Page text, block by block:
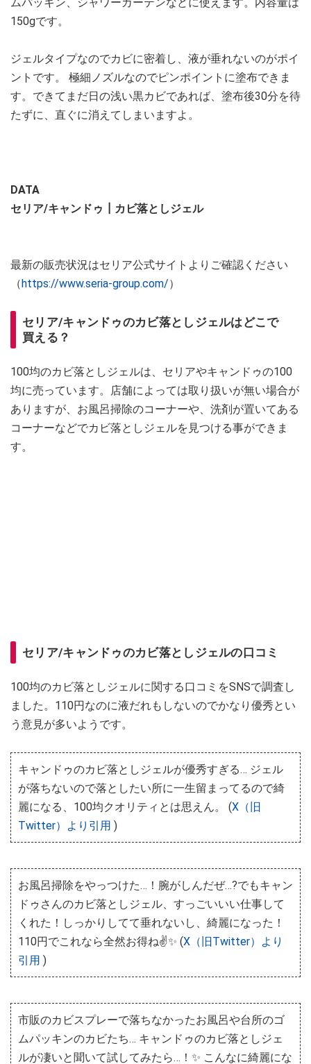
150gです。
ジェルタイプなのでカビに密着し、液が垂れないのがポイ
ントです。 極細ノズルなのでピンポイントに塗布できま
す。できてまだ日の浅い黒カビであれば、塗布後30分を待
たずに、直ぐに消えてしまいますよ。
DATA
セリア/キャンドゥ┃カビ落としジェル
最新の販売状況はセリア公式サイトよりご確認ください
（https://www.seria-group.com/）
セリア/キャンドゥのカビ落としジェルはどこで
買える？
100均のカビ落としジェルは、セリアやキャンドゥの100
均に売っています。店舗によっては取り扱いが無い場合が
ありますが、お風呂掃除のコーナーや、洗剤が置いてある
コーナーなどでカビ落としジェルを見つける事ができま
す。
セリア/キャンドゥのカビ落としジェルの口コミ
100均のカビ落としジェルに関する口コミをSNSで調査し
ました。110円なのに液だれもしないのでかなり優秀とい
う意見が多いようです。
キャンドゥのカビ落としジェルが優秀すぎる… ジェル
が落ちないので落としたい所に一生留まってるので綺
麗になる、100均クオリティとは思えん。 (X（旧
Twitter）より引用 )
お風呂掃除をやっつけた…！腕がしんだぜ…?でもキャン
ドゥさんのカビ落としジェル、すっごいいい仕事して
くれた！しっかりしてて垂れないし、綺麗になった！
110円でこれなら全然お得ね✌️✨ (X（旧Twitter）より
引用 )
市販のカビスプレーで落ちなかったお風呂や台所のゴ
ムパッキンのカビたち… キャンドゥのカビ落としジェ
ルが凄いと聞いて試してみたら…！✨ こんなに綺麗にな